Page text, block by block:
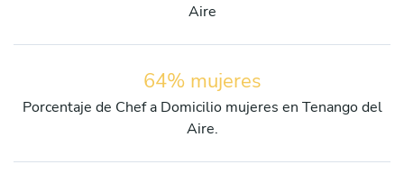
Aire
64% mujeres
Porcentaje de Chef a Domicilio mujeres en Tenango del
Aire.